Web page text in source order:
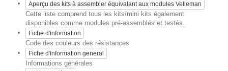
Aperçu des kits à assembler équivalant aux modules Velleman
Cette liste comprend tous les kits/mini kits également
disponibles comme modules pré-assemblés et testés.
Fiche d'information
Code des couleurs des résistances
Fiche d'information general
Informations générales